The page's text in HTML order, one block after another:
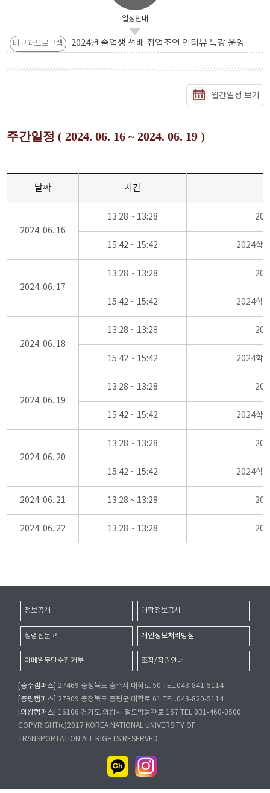
일정안내
비교과프로그램 2024년 졸업생 선배 취업조언 인터뷰 특강 운영
월간일정 보기
주간일정 ( 2024. 06. 16 ~ 2024. 06. 19 )
날짜 시간
2024. 06. 16
13:28 ~ 13:28
15:42 ~ 15:42 2024학
2024. 06. 17
13:28 ~ 13:28
15:42 ~ 15:42 2024학
2024. 06. 18
13:28 ~ 13:28
15:42 ~ 15:42 2024학
2024. 06. 19
13:28 ~ 13:28
15:42 ~ 15:42 2024학
2024. 06. 20
13:28 ~ 13:28
15:42 ~ 15:42 2024학
2024. 06. 21 13:28 ~ 13:28
2024. 06. 22 13:28 ~ 13:28
정보공개 대학정보공시
청렴신문고 개인정보처리방침
이메일무단수집거부 조직/직원안내
[충주캠퍼스]
27469 충청북도 충주시 대학로 50 TEL.043-841-5114
[증평캠퍼스]
27909 충청북도 증평군 대학로 61 TEL.043-820-5114
[의왕캠퍼스]
16106 경기도 의왕시 철도박물관로 157 TEL.031-460-0500
COPYRIGHT(c)2017 KOREA NATIONAL UNIVERSITY OF
TRANSPORTATION.ALL RIGHTS RESERVED